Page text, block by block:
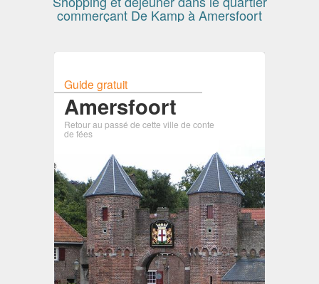
commerçant De Kamp à Amersfoort
Guide gratuit
Amersfoort
Retour au passé de cette ville de conte
de fées